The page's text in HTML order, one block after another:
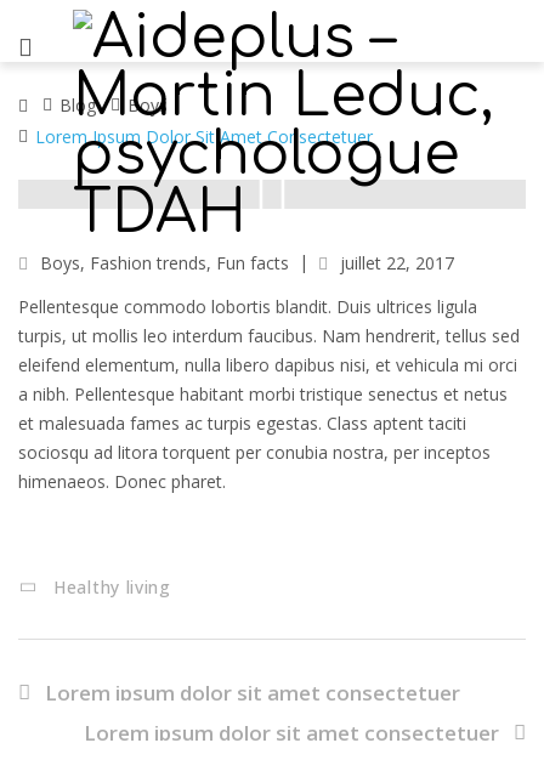
Blog
Boys
Lorem Ipsum Dolor Sit Amet Consectetuer
Boys, Fashion trends, Fun facts
juillet 22, 2017
Pellentesque commodo lobortis blandit. Duis ultrices ligula
turpis, ut mollis leo interdum faucibus. Nam hendrerit, tellus sed
eleifend elementum, nulla libero dapibus nisi, et vehicula mi orci
a nibh. Pellentesque habitant morbi tristique senectus et netus
et malesuada fames ac turpis egestas. Class aptent taciti
sociosqu ad litora torquent per conubia nostra, per inceptos
himenaeos. Donec pharet.
Healthy living
Lorem ipsum dolor sit amet consectetuer
Lorem ipsum dolor sit amet consectetuer